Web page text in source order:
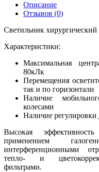
Описание
Отзывов (0)
Светильник
Характеристики:
Максимальная
80кЛк
Перемещения
так и по горизонтали
Наличие
колесами
Наличие регулировки
Высокая эффективность
применением
интерференционными
тепло- и
фильтрами.